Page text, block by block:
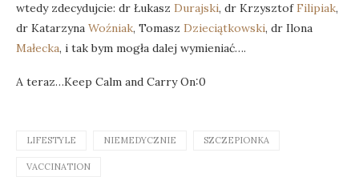
wtedy zdecydujcie: dr Łukasz Durajski, dr KrzysztofFilipiak,
dr Katarzyna Woźniak, Tomasz Dzieciątkowski, dr Ilona
Małecka, i tak bym mogła dalej wymieniać….
A teraz…Keep Calm and Carry On:0
LIFESTYLE NIEMEDYCZNIE SZCZEPIONKA
VACCINATION